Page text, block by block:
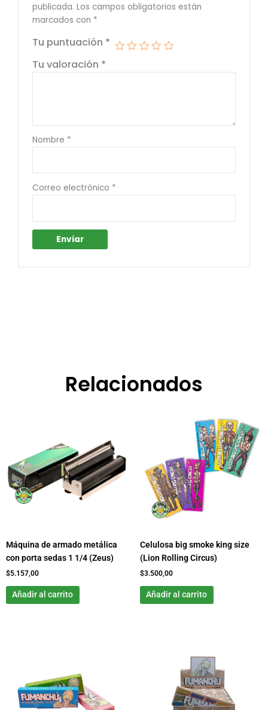
publicada. Los campos obligatorios están
marcados con *
Tu puntuación *
Tu valoración *
Nombre *
Correo electrónico *
Relacionados
Máquina de armado metálica
con porta sedas 1 1/4 (Zeus)
$5.157,00
Añadir al carrito
Celulosa big smoke king size
(Lion Rolling Circus)
$3.500,00
Añadir al carrito